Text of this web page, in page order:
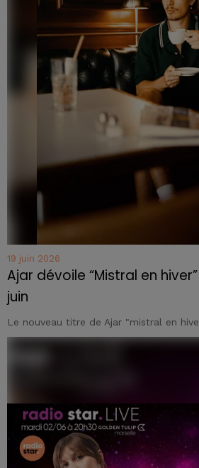
19 juin 2026
Ajar dévoile “Mistral en
juin
Le nouveau titre de Ajar "mistral en